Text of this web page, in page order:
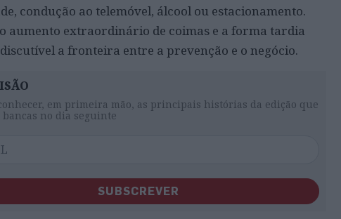
condução ao telemóvel, álcool ou estacionamento.
aumento extraordinário de coimas e a forma tardia
a fronteira entre a prevenção e o negócio.
em primeira mão, as principais histórias da edição que
bancas no dia seguinte
SUBSCREVER